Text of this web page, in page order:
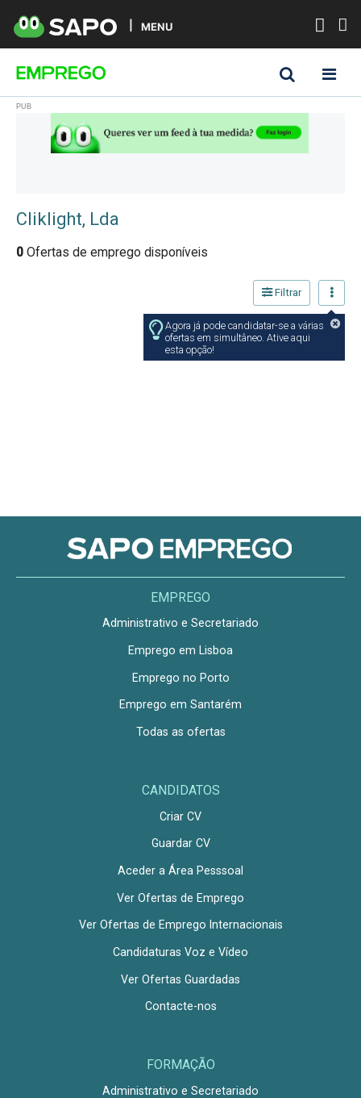
MENU
Cliklight, Lda
0 Ofertas de emprego disponíveis
Agora já pode candidatar-se a várias
ofertas em simultâneo. Ative aqui
esta opção!
Filtrar
EMPREGO
Administrativo e Secretariado
Emprego em Lisboa
Emprego no Porto
Emprego em Santarém
Todas as ofertas
CANDIDATOS
Criar CV
Guardar CV
Aceder a Área Pesssoal
Ver Ofertas de Emprego
Ver Ofertas de Emprego Internacionais
Candidaturas Voz e Vídeo
Ver Ofertas Guardadas
Contacte-nos
FORMAÇÃO
Administrativo e Secretariado